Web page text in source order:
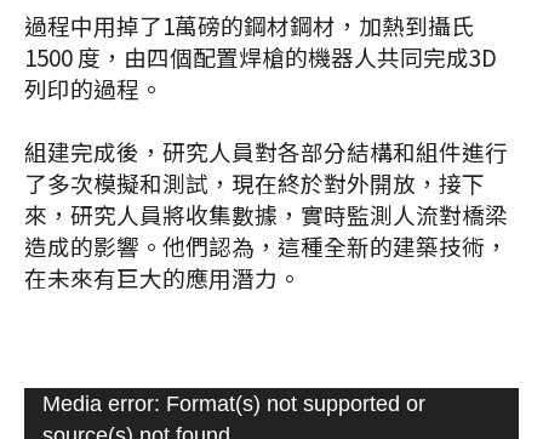
過程中用掉了1萬磅的鋼材鋼材，加熱到攝氏
1500 度，由四個配置焊槍的機器人共同完成3D
列印的過程。
組建完成後，研究人員對各部分結構和組件進行
了多次模擬和測試，現在終於對外開放，接下
來，研究人員將收集數據，實時監測人流對橋梁
造成的影響。他們認為，這種全新的建築技術，
在未來有巨大的應用潛力。
視Media error: Format(s) not supported or